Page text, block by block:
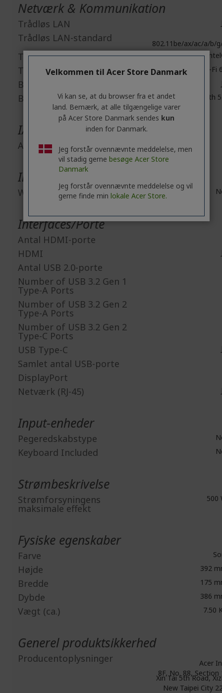
Netværk & Kommunikation
Trådløs LAN
Trådløs LAN-standard 802.11be/ax/ac/a/b/
Trådløs LAN-producent
Trådløs LAN-model Wireless Wi-Fi
Bluetooth
Bluetooth-standard Bluetooth
I/O-udvidelser
Antal PCI express x16 slots
Indbyggede enheder
Webcam
Interfaces/Porte
Antal HDMI-porte
HDMI
Antal USB 2.0-porte
Number of USB 3.2 Gen 1
Type-A Ports
Number of USB 3.2 Gen 2
Type-A Ports
Number of USB 3.2 Gen 2
Type-C Ports
USB Type-C
Samlet antal USB-porte
DisplayPort
Netværk (RJ-45)
Input-enheder
Pegeredskabstype
Keyboard Included
Strømbeskrivelse
Strømforsyningens
maksimale effekt
500
Fysiske egenskaber
Farve
Højde 392
Bredde 175
Dybde 386
Vægt (ca.) 7.50
Generel produktsikkerhed
Producentoplysninger
Acer
8F, No. 88, Section
Xin Tai 5th Road,
New Taipei City
Velkommen til Acer Store Danmark
Vi kan se, at du browser fra et andet
land. Bemærk, at alle tilgængelige varer
på Acer Store Danmark sendes kun
inden for Danmark.
Jeg forstår ovennævnte meddelelse, men
vil stadig gerne besøge Acer Store
Danmark
Jeg forstår ovennævnte meddelelse og vil
gerne finde min lokale Acer Store.